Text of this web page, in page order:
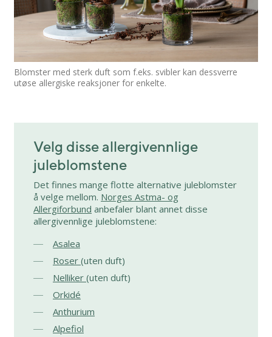
Blomster med sterk duft som f.eks. svibler kan dessverre
utøse allergiske reaksjoner for enkelte.
Velg disse allergivennlige
juleblomstene
Det finnes mange flotte alternative juleblomster
å velge mellom. Norges Astma- og
Allergiforbund anbefaler blant annet disse
allergivennlige juleblomstene:
Asalea
Roser (uten duft)
Nelliker (uten duft)
Orkidé
Anthurium
Alpefiol